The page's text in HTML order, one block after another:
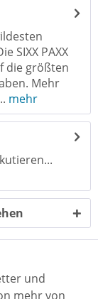
SIXX PAXX
die größten
Mehr
mehr
und
mehr von